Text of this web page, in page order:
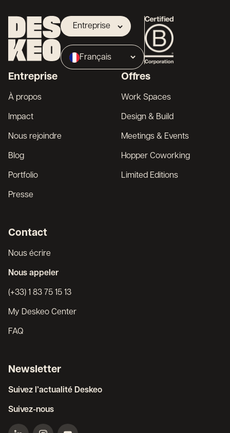
Entreprise
Propriétaire
Broker
Français
Entreprise
À propos
Impact
Nous rejoindre
Blog
Portfolio
Presse
Offres
Work Spaces
Design & Build
Meetings & Events
Hopper Coworking
Limited Editions
Contact
Nous écrire
Nous appeler
(+33) 1 83 75 15 13
My Deskeo Center
FAQ
Newsletter
Suivez l’actualité Deskeo
Suivez-nous